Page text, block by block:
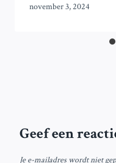
november 3, 2024
Geef een
Je e-mailadres wordt niet